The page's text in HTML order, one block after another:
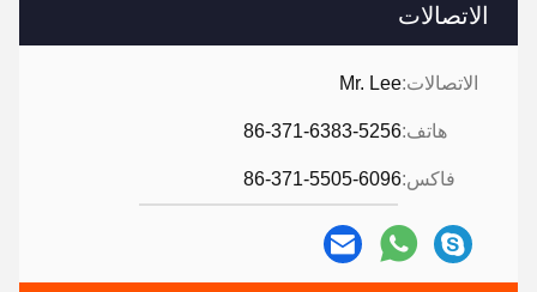
الاتصالات
الاتصالات:Mr. Lee
هاتف:86-371-6383-5256
فاكس:86-371-5505-6096